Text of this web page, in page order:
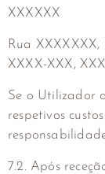
XXXXXX
Rua XXXXXXX,
XXXX-XXX,
Se o Utilizador
respetivos
7.2. Após